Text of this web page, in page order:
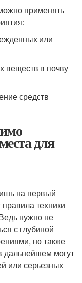
применять
или
веществ в почву
средств
для
на первый
техники
нужно не
с глубиной
но также
дальнейшем могут
или серьезных